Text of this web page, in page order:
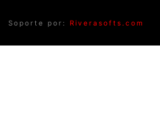
Soporte por: Riverasofts.com